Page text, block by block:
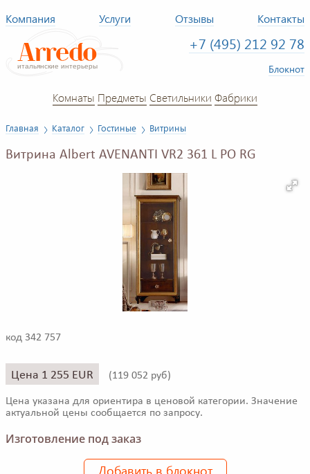
Компания Услуги Отзывы Контакты
+7 (495) 212 92 78
Блокнот
Комнаты Предметы Светильники Фабрики
Главная Каталог Гостиные Витрины
Витрина Albert AVENANTI VR2 361 L PO RG
код 342 757
Цена 1 255 EUR (119 052 руб)
Цена указана для ориентира в ценовой категории. Значение
актуальной цены сообщается по запросу.
Изготовление под заказ
Добавить в блокнот